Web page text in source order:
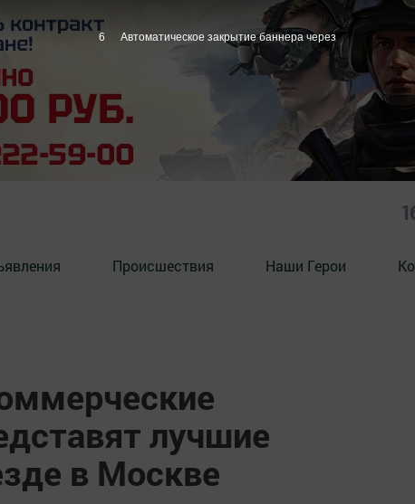
Происшествия Наши Герои
лучшие
в Москве
5 Автоматическое закрытие баннера через